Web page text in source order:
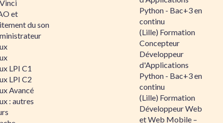
et
du son
LPI C1
LPI C2
Avancé
: autres
Python - Bac+3 en
continu
(Lille) Formation
Concepteur
Développeur
d'Applications
Python - Bac+3 en
continu
(Lille) Formation
Développeur Web
et Web Mobile –